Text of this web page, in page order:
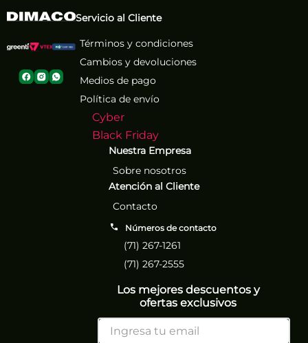
Servicio al Cliente
Términos y condiciones
Cambios y devoluciones
Medios de pago
Política de envío
Cyber
Black Friday
Nuestra Empresa
Sobre nosotros
Atención al Cliente
Contacto
Números de contacto
(71) 267-1261
(71) 267-2555
Los mejores descuentos y
ofertas exclusivos